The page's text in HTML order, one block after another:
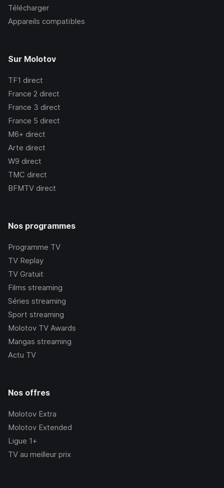
Télécharger
Appareils compatibles
Sur Molotov
TF1 direct
France 2 direct
France 3 direct
France 5 direct
M6+ direct
Arte direct
W9 direct
TMC direct
BFMTV direct
Nos programmes
Programme TV
TV Replay
TV Gratuit
Films streaming
Séries streaming
Sport streaming
Molotov TV Awards
Mangas streaming
Actu TV
Nos offres
Molotov Extra
Molotov Extended
Ligue 1+
TV au meilleur prix